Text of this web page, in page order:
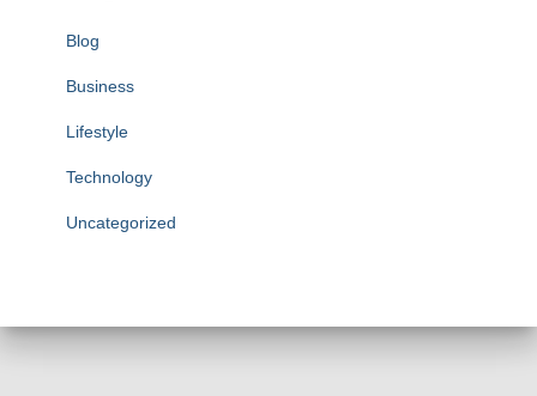
Blog
Business
Lifestyle
Technology
Uncategorized